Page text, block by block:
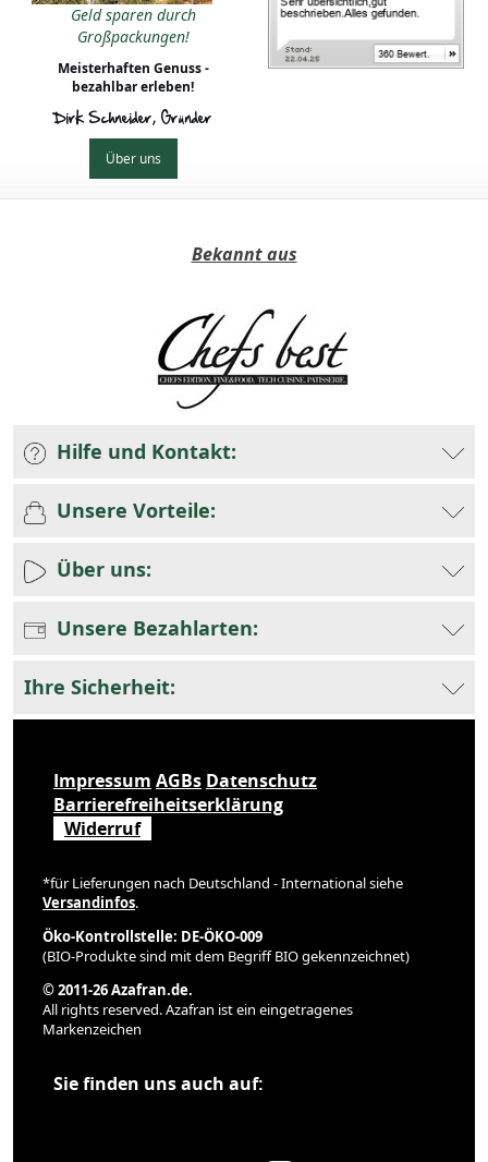
Geld sparen durch
Großpackungen!
Meisterhaften Genuss -
bezahlbar erleben!
Dirk Schneider, Gründer
Über uns
Bekannt aus
Hilfe und Kontakt:
Unsere Vorteile:
Über uns:
Unsere Bezahlarten:
Ihre Sicherheit:
Impressum AGBs Datenschutz
Barrierefreiheitserklärung
Widerruf
*für Lieferungen nach Deutschland - International siehe
Versandinfos.
Öko-Kontrollstelle: DE-ÖKO-009
(BIO-Produkte sind mit dem Begriff BIO gekennzeichnet)
© 2011-26 Azafran.de.
All rights reserved. Azafran ist ein eingetragenes
Markenzeichen
Sie finden uns auch auf: